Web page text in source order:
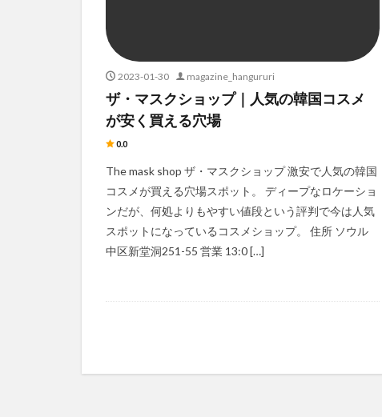
2023-01-30 magazine_hangururi
ザ・マスクショップ｜人気の韓国コスメ
が安く買える穴場
0.0
The mask shop ザ・マスクショップ 激安で人気の韓国
コスメが買える穴場スポット。 ディープなロケーショ
ンだが、何処よりもやすい値段という評判で今は人気
スポットになっているコスメショップ。 住所 ソウル
中区新堂洞251-55 営業 13:0 […]